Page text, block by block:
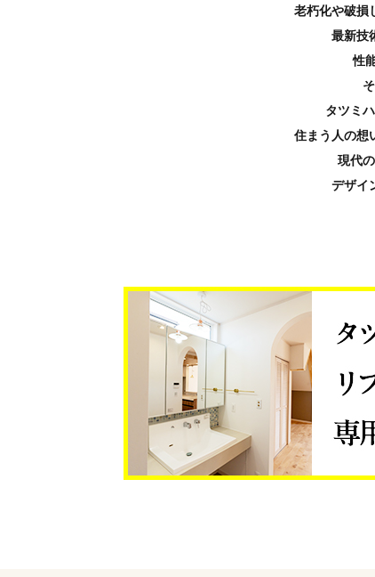
老朽化や破損
最新技
性
タツミ
住まう人の想
現代
デザイ